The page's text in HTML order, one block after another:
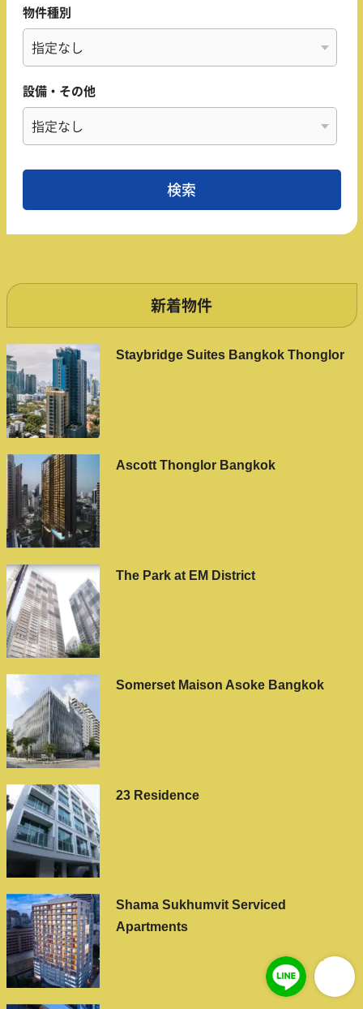
物件種別
設備・その他
新着物件
Staybridge Suites Bangkok Thonglor
Ascott Thonglor Bangkok
The Park at EM District
Somerset Maison Asoke Bangkok
23 Residence
Shama Sukhumvit Serviced
Apartments